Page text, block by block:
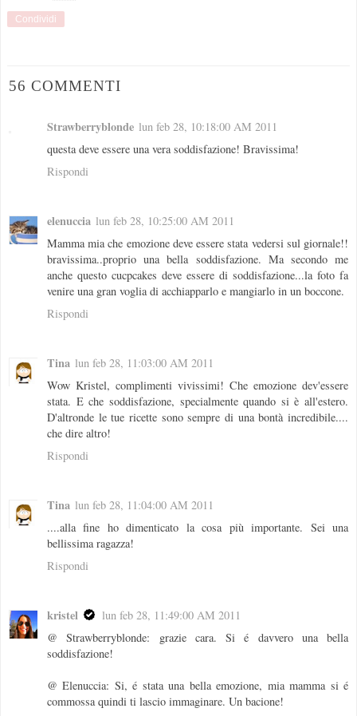
Condividi
56 COMMENTI
Strawberryblonde lun feb 28, 10:18:00 AM 2011
questa deve essere una vera soddisfazione! Bravissima!
Rispondi
elenuccia lun feb 28, 10:25:00 AM 2011
Mamma mia che emozione deve essere stata vedersi sul giornale!!
bravissima..proprio una bella soddisfazione. Ma secondo me
anche questo cucpcakes deve essere di soddisfazione...la foto fa
venire una gran voglia di acchiapparlo e mangiarlo in un boccone.
Rispondi
Tina lun feb 28, 11:03:00 AM 2011
Wow Kristel, complimenti vivissimi! Che emozione dev'essere
stata. E che soddisfazione, specialmente quando si è all'estero.
D'altronde le tue ricette sono sempre di una bontà incredibile....
che dire altro!
Rispondi
Tina lun feb 28, 11:04:00 AM 2011
....alla fine ho dimenticato la cosa più importante. Sei una
bellissima ragazza!
Rispondi
kristel
lun feb 28, 11:49:00 AM 2011
@ Strawberryblonde: grazie cara. Si é davvero una bella
soddisfazione!
@ Elenuccia: Si, é stata una bella emozione, mia mamma si é
commossa quindi ti lascio immaginare. Un bacione!